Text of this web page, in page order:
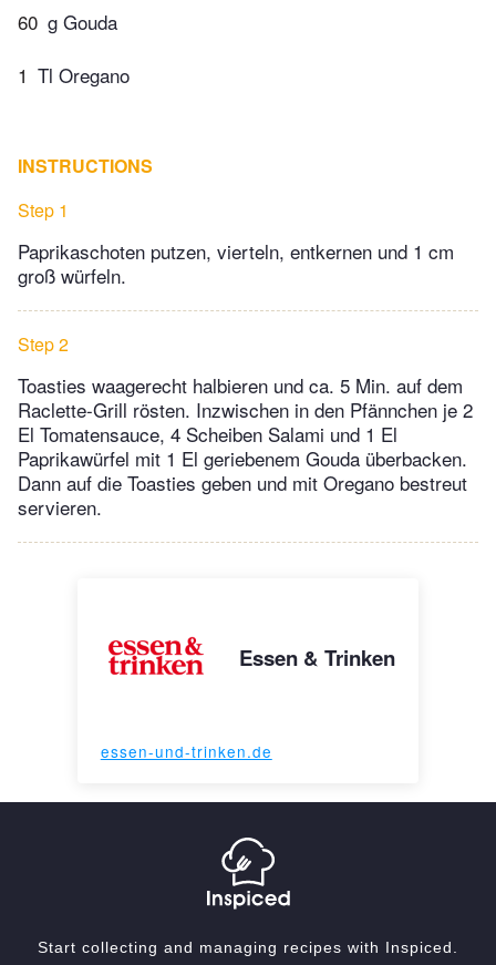
60 g Gouda
1 Tl Oregano
INSTRUCTIONS
Step 1
Paprikaschoten putzen, vierteln, entkernen und 1 cm
groß würfeln.
Step 2
Toasties waagerecht halbieren und ca. 5 Min. auf dem
Raclette-Grill rösten. Inzwischen in den Pfännchen je 2
El Tomatensauce, 4 Scheiben Salami und 1 El
Paprikawürfel mit 1 El geriebenem Gouda überbacken.
Dann auf die Toasties geben und mit Oregano bestreut
servieren.
Essen & Trinken
essen-und-trinken.de
Start collecting and managing recipes with Inspiced.